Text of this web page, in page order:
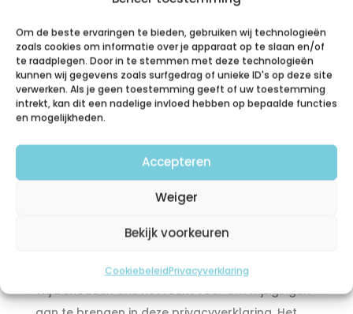
Om de beste ervaringen te bieden, gebruiken wij technologieën
zoals cookies om informatie over je apparaat op te slaan en/of
te raadplegen. Door in te stemmen met deze technologieën
kunnen wij gegevens zoals surfgedrag of unieke ID's op deze site
verwerken. Als je geen toestemming geeft of uw toestemming
intrekt, kan dit een nadelige invloed hebben op bepaalde functies
en mogelijkheden.
Accepteren
Weiger
Bekijk voorkeuren
CookiebeleidPrivacyverklaring
Deze Privacyverklaring heeft geen betrekking op
sites van derden waar naar wordt verwezen via
links op deze sites. We garanderen niet dat deze
sites uw persoonsgegevens op een
betrouwbare en veilige manier behandelen. We
deze sites te lezen voor u gebruik maakt van
deze sites.
7. Wijzigingen in deze
Wij behouden ons het recht voor om wijzigingen